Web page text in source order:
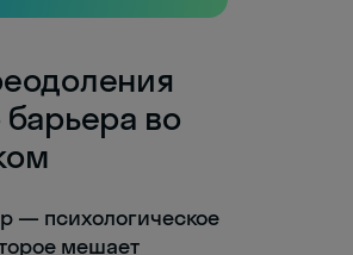
во
— психологическое
мешает